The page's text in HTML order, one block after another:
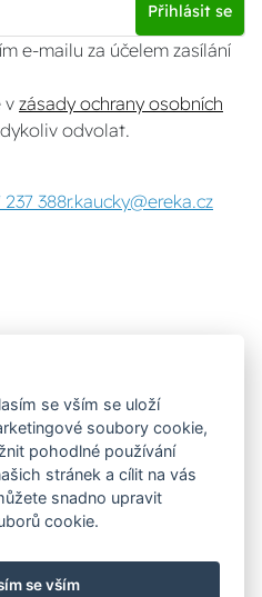
Přihlásit se
e-mailu za účelem zasílání
v zásady ochrany osobních
odvolat.
237 388r.kaucky@ereka.cz
se vším se uloží
soubory cookie,
pohodlné používání
stránek a cílit na vás
snadno upravit
cookie.
se vším